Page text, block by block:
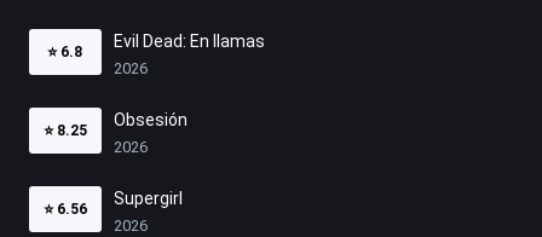
⭐ 6.8
Evil Dead: En llamas
2026
⭐ 8.25
Obsesión
2026
⭐ 6.56
Supergirl
2026